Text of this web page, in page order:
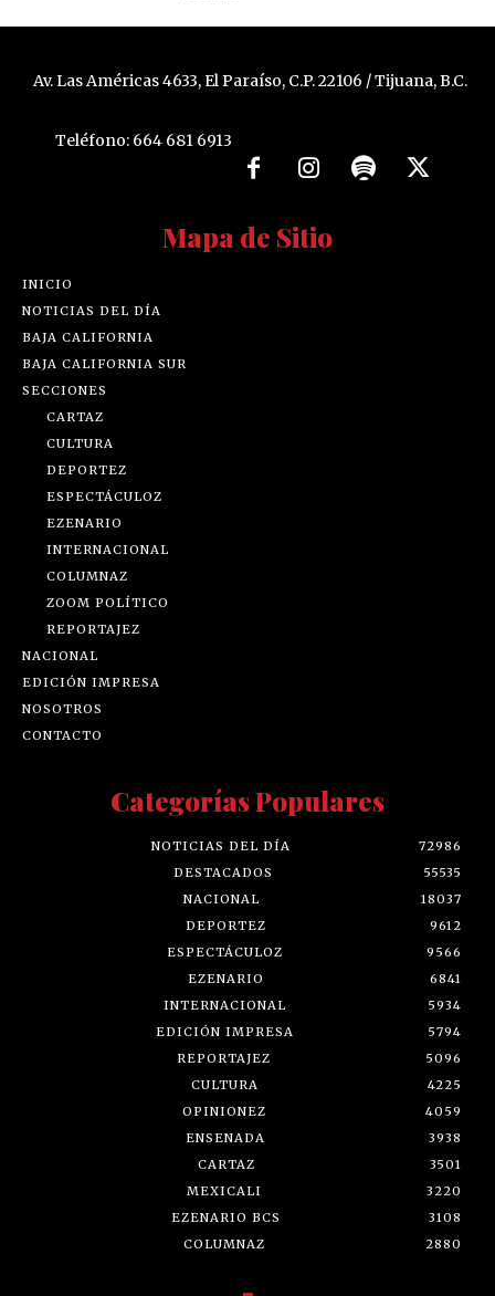
Av. Las Américas 4633, El Paraíso, C.P. 22106 / Tijuana, B.C.
Teléfono: 664 681 6913
Mapa de Sitio
INICIO
NOTICIAS DEL DÍA
BAJA CALIFORNIA
BAJA CALIFORNIA SUR
SECCIONES
CARTAZ
CULTURA
DEPORTEZ
ESPECTÁCULOZ
EZENARIO
INTERNACIONAL
COLUMNAZ
ZOOM POLÍTICO
REPORTAJEZ
NACIONAL
EDICIÓN IMPRESA
NOSOTROS
CONTACTO
Categorías Populares
NOTICIAS DEL DÍA
72986
DESTACADOS
55535
NACIONAL
18037
DEPORTEZ
9612
ESPECTÁCULOZ
9566
EZENARIO
6841
INTERNACIONAL
5934
EDICIÓN IMPRESA
5794
REPORTAJEZ
5096
CULTURA
4225
OPINIONEZ
4059
ENSENADA
3938
CARTAZ
3501
MEXICALI
3220
EZENARIO BCS
3108
COLUMNAZ
2880